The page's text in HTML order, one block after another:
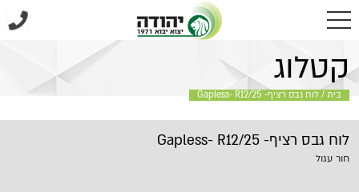
בית
קטלוג
בית / לוח גבס רציף- Gapless- R12/25
לוח גבס רציף- Gapless- R12/25
חור עגול